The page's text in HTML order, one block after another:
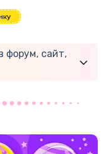
форум, сайт,